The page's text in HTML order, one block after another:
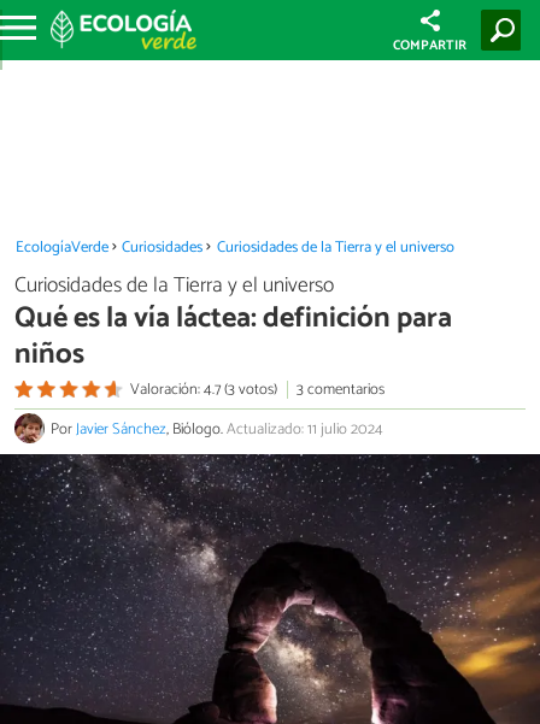
COMPARTIR
EcologíaVerde Curiosidades Curiosidades de la Tierra y el universo
Curiosidades de la Tierra y el universo
Qué es la vía láctea: definición para
niños
Valoración: 4.7 (3 votos)
3 comentarios
PorJavier Sánchez, Biólogo.Actualizado: 11 julio 2024